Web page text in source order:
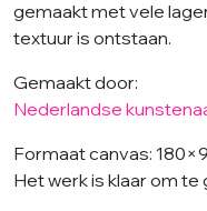
gemaakt met vele
textuur is ontstaan.
Gemaakt door:
Nederlandse
Formaat canvas:
Het werk is klaar om te